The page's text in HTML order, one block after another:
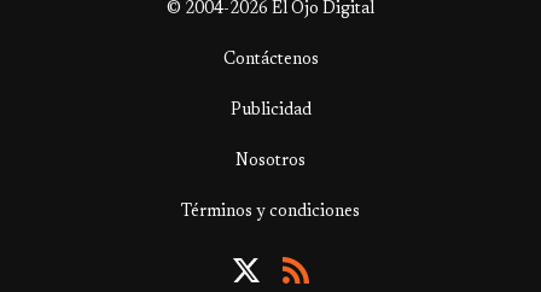
© 2004-2026 El Ojo Digital
Contáctenos
Publicidad
Nosotros
Términos y condiciones